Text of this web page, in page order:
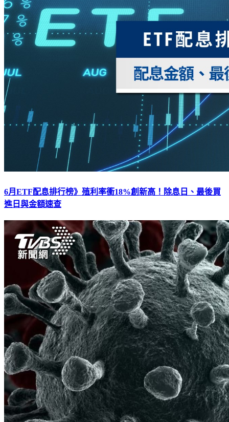
6月ETF配息排行榜》殖利率衝18%創新高！除息日、最後買
進日與金額速查